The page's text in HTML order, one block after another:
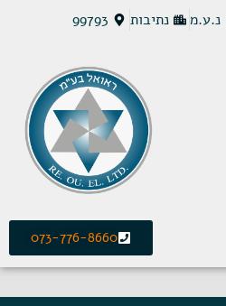
נתיבות 99793
073-776-8660